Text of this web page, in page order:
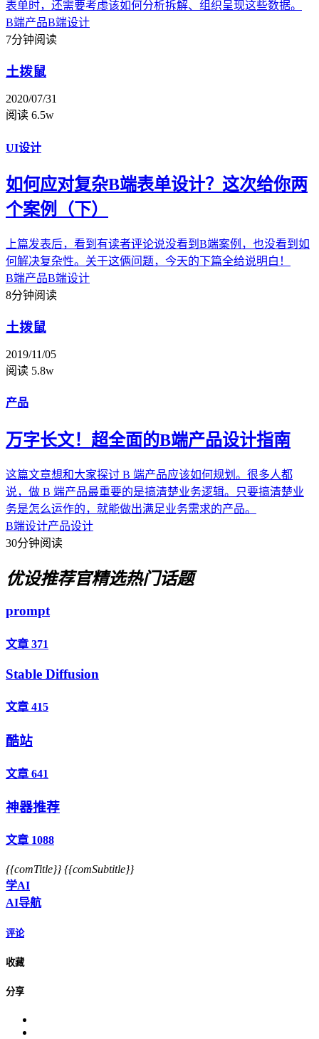
表单时，还需要考虑该如何分析拆解、组织呈现这些数据。
B端产品B端设计
7分钟阅读
土拨鼠
2020/07/31
阅读 6.5w
UI设计
如何应对复杂B端表单设计？这次给你两
个案例（下）
上篇发表后，看到有读者评论说没看到B端案例，也没看到如
何解决复杂性。关于这俩问题，今天的下篇全给说明白！
B端产品B端设计
8分钟阅读
土拨鼠
2019/11/05
阅读 5.8w
产品
万字长文！超全面的B端产品设计指南
这篇文章想和大家探讨 B 端产品应该如何规划。很多人都
说，做 B 端产品最重要的是搞清楚业务逻辑。只要搞清楚业
务是怎么运作的，就能做出满足业务需求的产品。
B端设计产品设计
30分钟阅读
优设推荐官精选热门话题
prompt
文章 371
Stable Diffusion
文章 415
酷站
文章 641
神器推荐
文章 1088
{{comTitle}} {{comSubtitle}}
学AI
AI导航
评论
收藏
分享